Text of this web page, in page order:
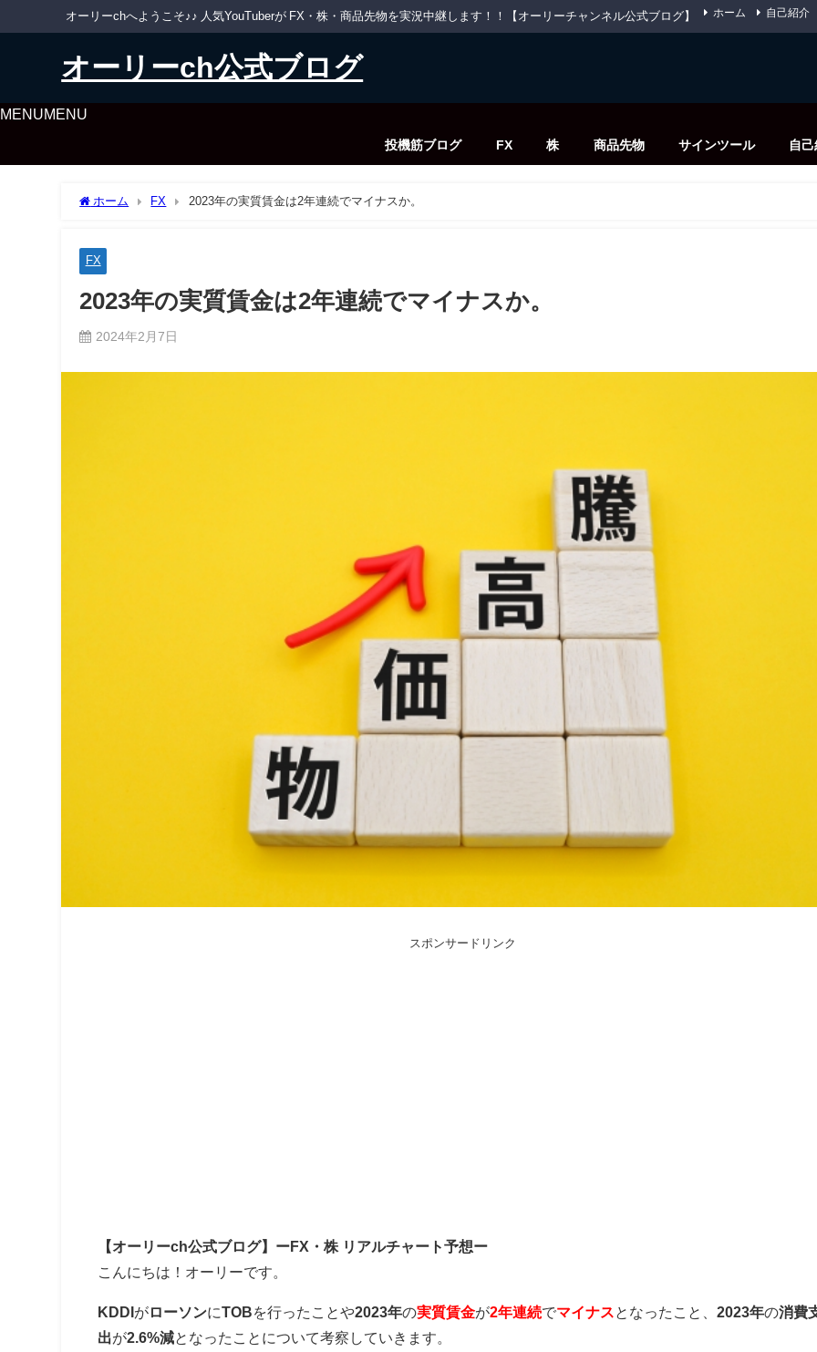
オーリーchへようこそ♪♪ 人気YouTuberが FX・株・商品先物を実況中継します！！【オーリーチャンネル公式ブログ】 ホーム 自己紹介
オーリーch公式ブログ
MENUMENU
投機筋ブログ FX 株 商品先物 サインツール 自
ホーム FX 2023年の実質賃金は2年連続でマイナスか。
FX
2023年の実質賃金は2年連続でマイナスか。
2024年2月7日
スポンサードリンク
【オーリーch公式ブログ】ーFX・株 リアルチャート予想ー
こんにちは！オーリーです。
KDDI がローソンにTOBを行ったことや2023年の実質賃金が2年連続でマイナス となったこと、2023年の消費
出が2.6%減となったことについて考察していきます。